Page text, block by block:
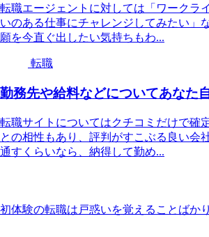
転職エージェントに対しては「ワークラ
いのある仕事にチャレンジしてみたい」
願を今直ぐ出したい気持ちもわ...
転職
勤務先や給料などについてあなた
転職サイトについてはクチコミだけで確
との相性もあり、評判がすこぶる良い会
通すくらいなら、納得して勤め...
初体験の転職は戸惑いを覚えることばか